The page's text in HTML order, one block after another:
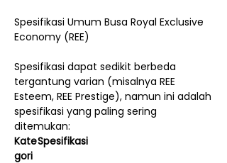
Spesifikasi Umum Busa Royal Exclusive
Economy (REE)
Spesifikasi dapat sedikit berbeda
tergantung varian (misalnya REE
Esteem, REE Prestige), namun ini adalah
spesifikasi yang paling sering
ditemukan:
Kate
gori
Spesifikasi